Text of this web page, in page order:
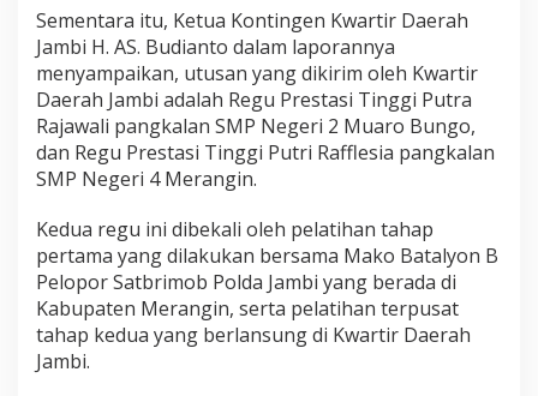
Sementara itu, Ketua Kontingen Kwartir Daerah
Jambi H. AS. Budianto dalam laporannya
menyampaikan, utusan yang dikirim oleh Kwartir
Daerah Jambi adalah Regu Prestasi Tinggi Putra
Rajawali pangkalan SMP Negeri 2 Muaro Bungo,
dan Regu Prestasi Tinggi Putri Rafflesia pangkalan
SMP Negeri 4 Merangin.
Kedua regu ini dibekali oleh pelatihan tahap
pertama yang dilakukan bersama Mako Batalyon B
Pelopor Satbrimob Polda Jambi yang berada di
Kabupaten Merangin, serta pelatihan terpusat
tahap kedua yang berlansung di Kwartir Daerah
Jambi.